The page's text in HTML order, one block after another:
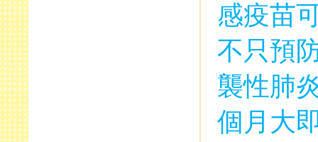
感疫苗
不只預
襲性肺
個月大